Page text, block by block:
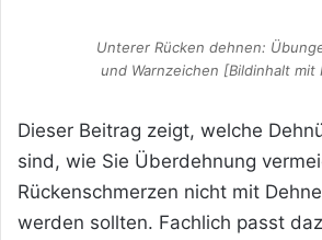
Unterer Rücken dehnen:
und Warnzeichen [Bildinhalt mit
Dieser Beitrag zeigt, welche
sind, wie Sie Überdehnung
Rückenschmerzen nicht mit
werden sollten. Fachlich passt